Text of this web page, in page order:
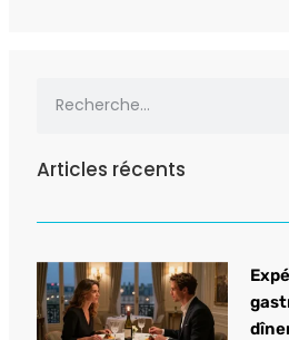
Articles récents